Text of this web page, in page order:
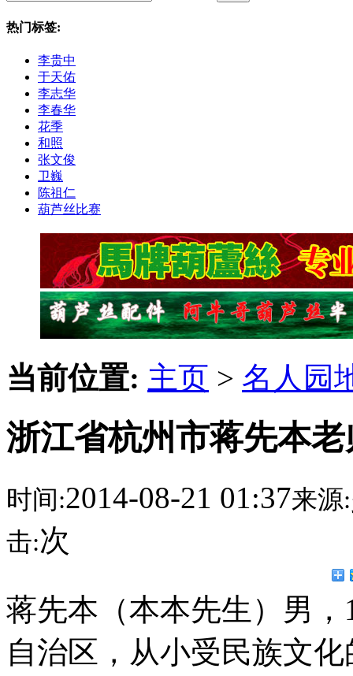
热门标签:
李贵中
于天佑
李志华
李春华
花季
和照
张文俊
卫巍
陈祖仁
葫芦丝比赛
当前位置: 主页 > 名人园
浙江省杭州市蒋先本
时间:2014-08-21 01:37来源:
击:次
蒋先本（本本先生）男
自治区，从小受民族文